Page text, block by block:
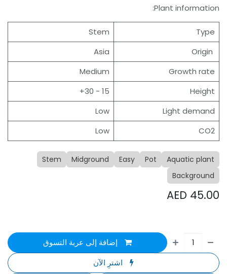
Plant information:
Type
Stem
Asia
Growth rate
Medium
Height
15 - 30+
Light demand
Low
CO2
Low
Aquatic plant
Pot
Easy
Midground
Stem
Background
45.00
إضافة إلى عربة التسوق
اشترِ الآن